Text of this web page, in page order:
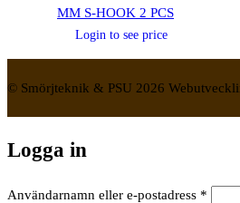
MM S-HOOK 2 PCS
Login to see price
© Smörjteknik & PSU 2026
Logga in
Användarnamn eller e-postadress *